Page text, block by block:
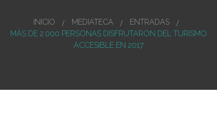
INICIO MEDIATECA
ENTRADAS
MÁS DE 2.000 PERSONAS DISFRUTARON DEL TURISMO
ACCESIBLE EN 2017